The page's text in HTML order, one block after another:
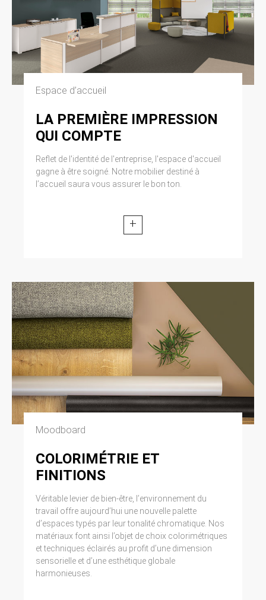
Espace d’accueil
LA PREMIÈRE IMPRESSION
QUI COMPTE
Reflet de l'identité de l'entreprise, l'espace d'accueil
gagne à être soigné. Notre mobilier destiné à
l’accueil saura vous assurer le bon ton.
+
Moodboard
COLORIMÉTRIE ET
FINITIONS
Véritable levier de bien-être, l’environnement du
travail offre aujourd’hui une nouvelle palette
d’espaces typés par leur tonalité chromatique. Nos
matériaux font ainsi l’objet de choix colorimétriques
et techniques éclairés au profit d’une dimension
sensorielle et d’une esthétique globale
harmonieuses.